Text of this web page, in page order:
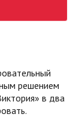
решением
в два